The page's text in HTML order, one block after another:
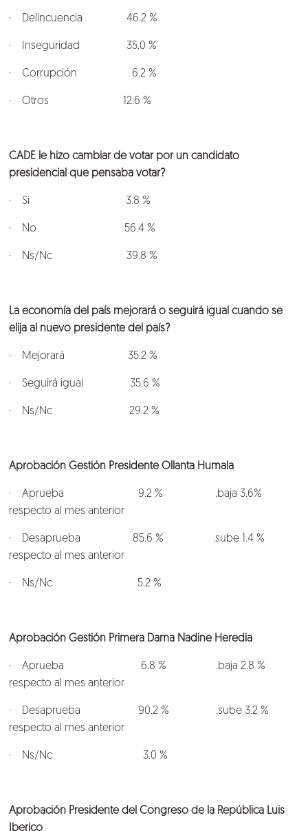
Blog
Talento
· Delincuencia 46.2 %
· Inseguridad 35.0 %
· Corrupción 6.2 %
· Otros 12.6 %
CADE le hizo cambiar de votar por un candidato
presidencial que pensaba votar?
· Si 3.8 %
· No 56.4 %
· Ns/Nc 39.8 %
La economía del país mejorará o seguirá igual cuando se
elija al nuevo presidente del país?
· Mejorará 35.2 %
· Seguirá igual 35.6 %
· Ns/Nc 29.2 %
Aprobación Gestión Presidente Ollanta Humala
· Aprueba 9.2 % .baja 3.6%
respecto al mes anterior
· Desaprueba 85.6 % .sube 1.4 %
respecto al mes anterior
· Ns/Nc 5.2 %
Aprobación Gestión Primera Dama Nadine Heredia
· Aprueba 6.8 % .baja 2.8 %
respecto al mes anterior
· Desaprueba 90.2 % .sube 3.2 %
respecto al mes anterior
· Ns/Nc 3.0 %
Aprobación Presidente del Congreso de la República Luis
Iberico